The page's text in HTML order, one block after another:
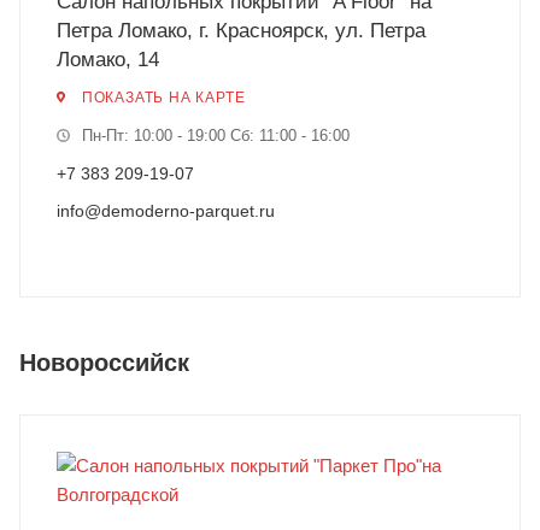
Петра Ломако, г. Красноярск, ул. Петра
Ломако, 14
ПОКАЗАТЬ НА КАРТЕ
Пн-Пт: 10:00 - 19:00 Сб: 11:00 - 16:00
+7 383 209-19-07
info@demoderno-parquet.ru
Новороссийск